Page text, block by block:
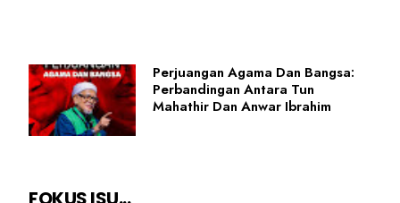
Perjuangan Agama Dan Bangsa:
Perbandingan Antara Tun
Mahathir Dan Anwar Ibrahim